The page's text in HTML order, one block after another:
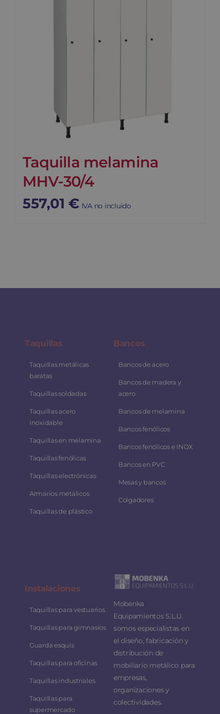
Taquilla melamina
MHV-30/4
557,01 € IVA no incluido
Taquillas
Taquillas metálicas
baratas
Taquillas soldadas
Taquillas acero
inoxidable
Taquillas en melamina
Taquillas fenólicas
Taquillas electrónicas
Armarios metálicos
Taquillas de plástico
Bancos
Bancos de acero
Bancos de madera y
acero
Bancos de melamina
Bancos fenólicos
Bancos fenólicos e INOX
Bancos en PVC
Mesas y bancos
Colgadores
Instalaciones
Taquillas para vestuarios
Taquillas para gimnasios
Guarda esquís
Taquillas para oficinas
Taquillas industriales
Taquillas para
supermercado
Mobenka
Equipamientos S.L.U.
somos especialistas en
el diseño, fabricación y
distribución de
mobiliario metálico para
empresas,
organizaciones y
colectividades.